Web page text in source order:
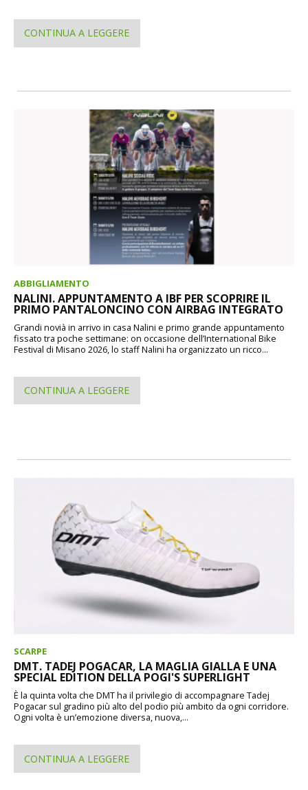
CONTINUA A LEGGERE
ABBIGLIAMENTO
NALINI. APPUNTAMENTO A IBF PER SCOPRIRE IL
PRIMO PANTALONCINO CON AIRBAG INTEGRATO
Grandi novià in arrivo in casa Nalini e primo grande appuntamento
fissato tra poche settimane: on occasione dell’International Bike
Festival di Misano 2026, lo staff Nalini ha organizzato un ricco...
CONTINUA A LEGGERE
SCARPE
DMT. TADEJ POGACAR, LA MAGLIA GIALLA E UNA
SPECIAL EDITION DELLA POGI'S SUPERLIGHT
È la quinta volta che DMT ha il privilegio di accompagnare Tadej
Pogacar sul gradino più alto del podio più ambito da ogni corridore.
Ogni volta è un’emozione diversa, nuova,...
CONTINUA A LEGGERE